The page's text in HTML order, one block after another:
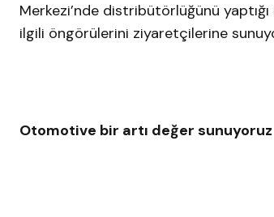
Merkezi’nde distribütörlüğünü
ilgili öngörülerini ziyaretçilerine
Otomotive bir artı değer sunuyoruz